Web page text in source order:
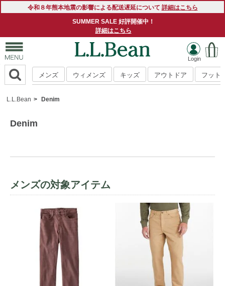
令和８年熊本地震の影響による配送遅延について 詳細はこちら
SUMMER SALE 好評開催中！
詳細はこちら
メンズ ウィメンズ キッズ アウトドア フット
L.L.Bean Denim
Denim
メンズの対象アイテム